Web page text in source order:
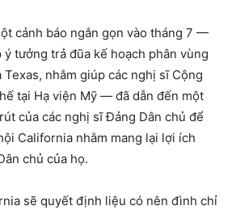
cảnh báo ngắn gọn vào tháng 7 —
ý tưởng trả đũa kế hoạch phân vùng
nhằm giúp các nghị sĩ Cộng
tại Hạ viện Mỹ — đã dẫn đến một
của các nghị sĩ Đảng Dân chủ để
California nhằm mang lại lợi ích
chủ của họ.
sẽ quyết định liệu có nên đình chỉ